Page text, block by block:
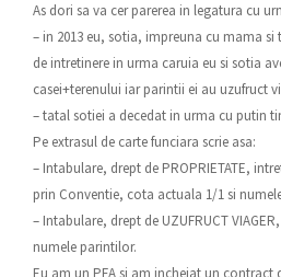
As dori sa va cer parerea in legatura cu
– in 2013 eu, sotia, impreuna cu mama
de intretinere in urma caruia eu si sotia
casei+terenului iar parintii ei au uzufruct
– tatal sotiei a decedat in urma cu putin
Pe extrasul de carte funciara scrie asa:
– Intabulare, drept de PROPRIETATE,
prin Conventie, cota actuala 1/1 si
– Intabulare, drept de UZUFRUCT
numele parintilor.
Eu am un PFA si am incheiat un